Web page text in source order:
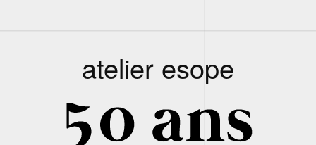
atelier esope